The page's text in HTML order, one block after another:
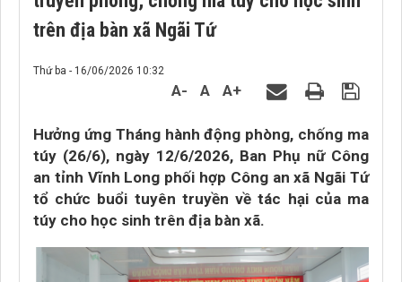
trên địa bàn xã Ngãi Tứ
Thứ ba - 16/06/2026 10:32
A- A A+
Hưởng ứng Tháng hành động phòng, chống ma
túy (26/6), ngày 12/6/2026, Ban Phụ nữ Công
an tỉnh Vĩnh Long phối hợp Công an xã Ngãi Tứ
tổ chức buổi tuyên truyền về tác hại của ma
túy cho học sinh trên địa bàn xã.